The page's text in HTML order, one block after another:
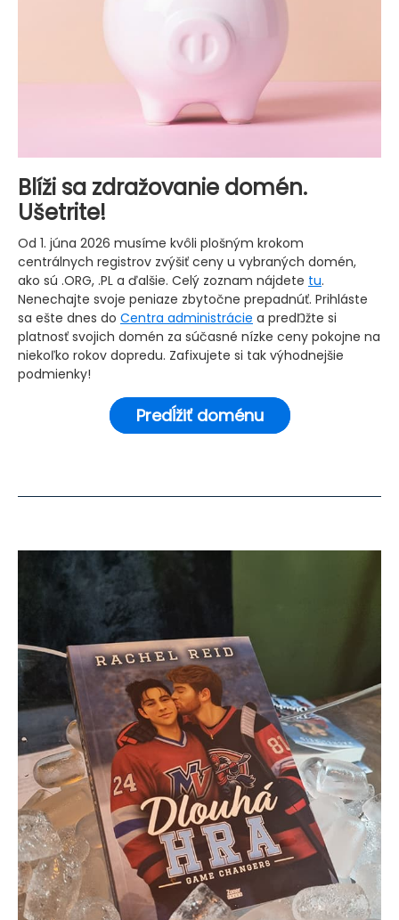
Blíži sa zdražovanie domén.
Ušetrite!
Od 1. júna 2026 musíme kvôli plošným krokom
centrálnych registrov zvýšiť ceny u vybraných domén,
ako sú .ORG, .PL a ďalšie. Celý zoznam nájdete tu.
Nenechajte svoje peniaze zbytočne prepadnúť. Prihláste
sa ešte dnes do Centra administrácie a predŊžte si
platnosť svojich domén za súčasné nízke ceny pokojne na
niekoľko rokov dopredu. Zafixujete si tak výhodnejšie
podmienky!
Predĺžiť doménu